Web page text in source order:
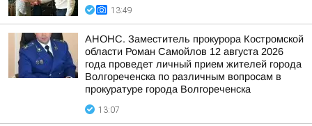
13:49
АНОНС. Заместитель прокурора Костромской
области Роман Самойлов 12 августа 2026
года проведет личный прием жителей города
Волгореченска по различным вопросам в
прокуратуре города Волгореченска
13:07